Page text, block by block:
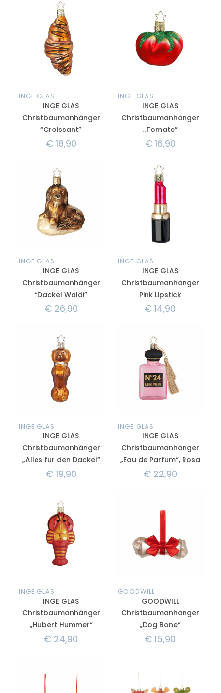
INGE GLAS
INGE GLAS
Christbaumanhänger
“Croissant”
€18,90
INGE GLAS
INGE GLAS
Christbaumanhänger
„Tomate”
€16,90
INGE GLAS
INGE GLAS
Christbaumanhänger
“Dackel Waldi”
€26,90
INGE GLAS
INGE GLAS
Christbaumanhänger
Pink Lipstick
€ 14,90
INGE GLAS
INGE GLAS
Christbaumanhänger
„Alles für den Dackel“
€19,90
INGE GLAS
INGE GLAS
Christbaumanhänger
„Eau de Parfum“, Rosa
€22,90
INGE GLAS
INGE GLAS
Christbaumanhänger
„Hubert Hummer“
€ 24,90
GOODWILL
GOODWILL
Christbaumanhänger
„Dog Bone“
€ 15,90